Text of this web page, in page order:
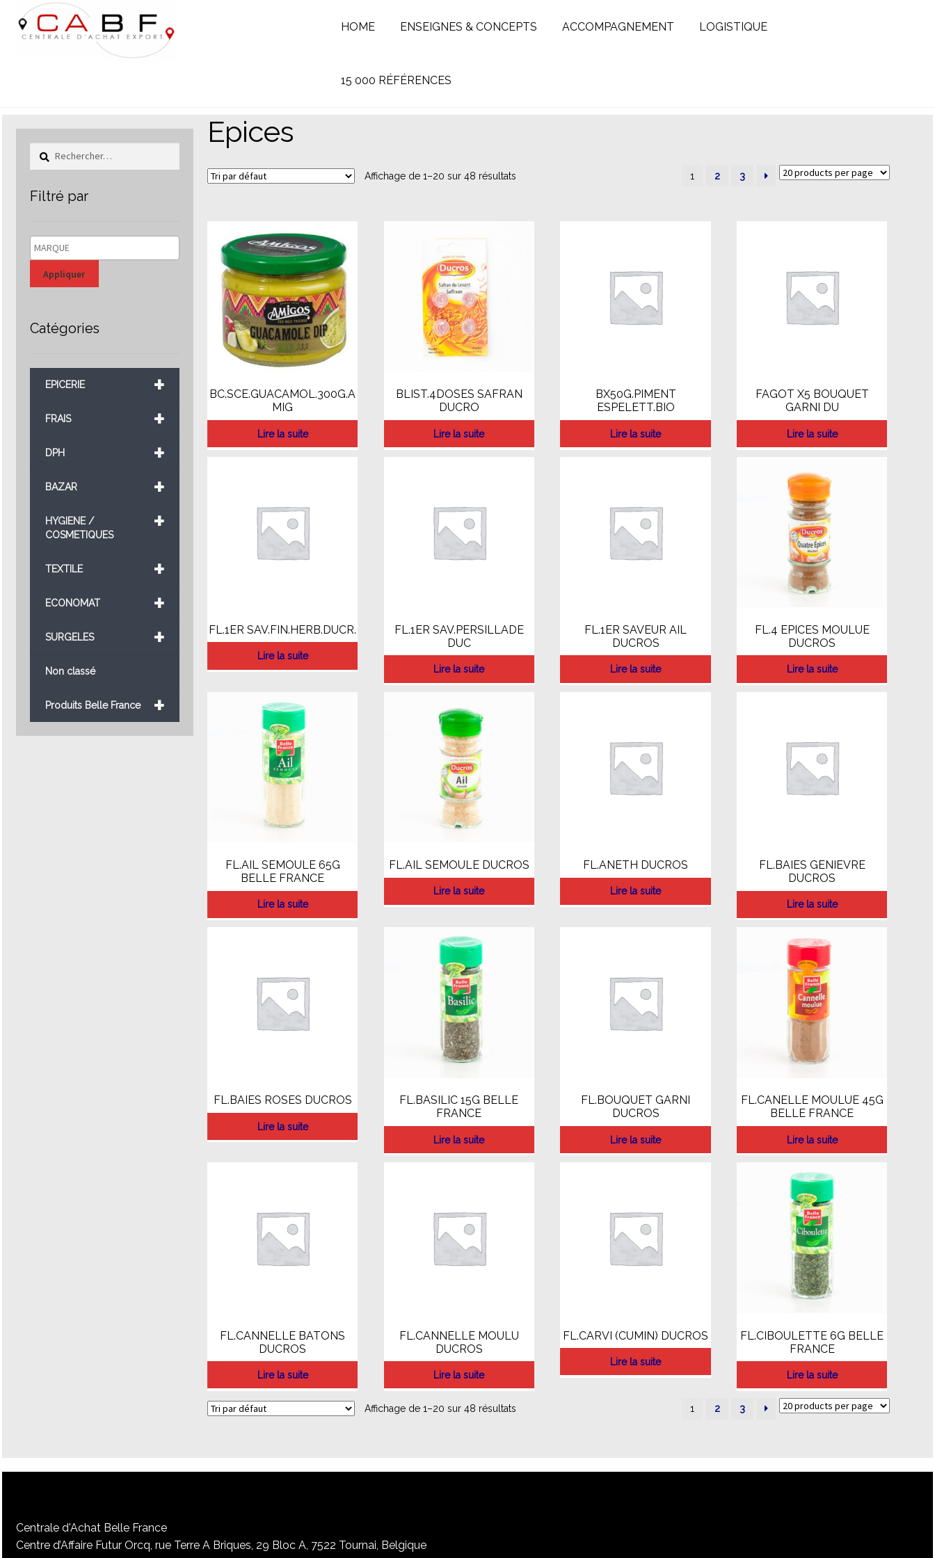
Aller
à
la
Aller
au
contenu
HOME ENSEIGNES & CONCEPTS ACCOMPAGNEMENT LOGISTIQUE
15 000 RÉFÉRENCES
Epices
Affichage de 1–20 sur 48 résultats 1 2 3
BC.SCE.GUACAMOL.300G.A
MIG
Lire la suite
BLIST.4DOSES SAFRAN
DUCRO
Lire la suite
BX50G.PIMENT
ESPELETT.BIO
Lire la suite
FAGOT X5 BOUQUET
GARNI DU
Lire la suite
FL.1ER SAV.FIN.HERB.DUCR.
Lire la suite
FL.1ER SAV.PERSILLADE
DUC
Lire la suite
FL.1ER SAVEUR AIL
DUCROS
Lire la suite
FL.4 EPICES MOULUE
DUCROS
Lire la suite
FL.AIL SEMOULE 65G
BELLE FRANCE
Lire la suite
FL.AIL SEMOULE DUCROS
Lire la suite
FL.ANETH DUCROS
Lire la suite
FL.BAIES GENIEVRE
DUCROS
Lire la suite
FL.BAIES ROSES DUCROS
Lire la suite
FL.BASILIC 15G BELLE
FRANCE
Lire la suite
FL.BOUQUET GARNI
DUCROS
Lire la suite
FL.CANELLE MOULUE 45G
BELLE FRANCE
Lire la suite
FL.CANNELLE BATONS
DUCROS
Lire la suite
FL.CANNELLE MOULU
DUCROS
Lire la suite
FL.CARVI (CUMIN) DUCROS
Lire la suite
FL.CIBOULETTE 6G BELLE
FRANCE
Lire la suite
Affichage de 1–20 sur 48 résultats 1 2 3
Rechercher :
Filtré par
Appliquer
Catégories
+
EPICERIE
+
FRAIS
+
DPH
+
BAZAR
+
HYGIENE /
COSMETIQUES
+
TEXTILE
+
ECONOMAT
+
SURGELES
Non classé
+
Produits Belle France
Centrale d'Achat Belle France
Centre d’Affaire Futur Orcq, rue Terre A Briques, 29 Bloc A, 7522 Tournai, Belgique